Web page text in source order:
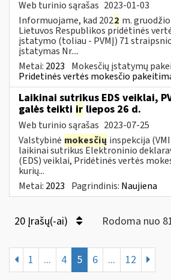
Web turinio sąrašas 2023-01-03
Informuojame, kad 2022 m.
Lietuvos Respublikos pridėtinės
įstatymo (toliau ­- PVMĮ) 71
įstatymas Nr....
Metai: 2023 Mokesčių įstatymų
Pridetinės vertės mokesčio
Laikinai sutrikus EDS veiklai,
galės teikti ir liepos 26 d.
Web turinio sąrašas 2023-07-25
Valstybinė mokesčių inspekcija
laikinai sutrikus Elektroninio
(EDS) veiklai, Pridėtinės vertės
kurių...
Metai: 2023 Pagrindinis: Naujiena
20 Įrašų(-ai) Rodoma nuo
1 ... 4 5 6 ... 12